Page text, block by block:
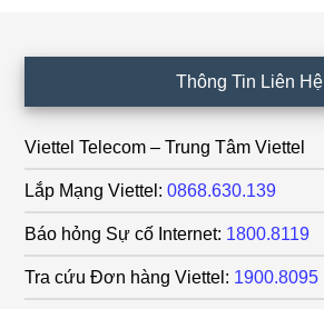
Thông Tin Liên Hệ
Viettel Telecom – Trung Tâm Viettel
Lắp Mạng Viettel: 0868.630.139
Báo hỏng Sự cố Internet: 1800.8119
Tra cứu Đơn hàng Viettel: 1900.8095